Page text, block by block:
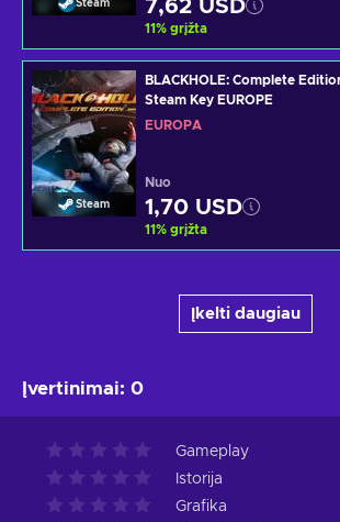
Steam 7,62 USD
11% grįžta
Steam
BLACKHOLE: Complete
Steam Key EUROPE
EUROPA
Nuo
1,70 USD
11% grįžta
Įkelti daugiau
Įvertinimai: 0
Gameplay
Istorija
Grafika